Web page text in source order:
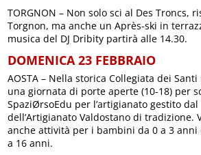
TORGNON – Non solo sci al Des Troncs,
Torgnon, ma anche un Après-ski in
musica del DJ Dribity partirà alle 14.30.
DOMENICA 23 FEBBRAIO
AOSTA – Nella storica Collegiata dei
una giornata di porte aperte (10-18) per
SpaziØrsoEdu per l’artigianato gestito dal
dell’Artigianato Valdostano di tradizione.
anche attività per i bambini da 0 a 3 anni
a 16 anni.